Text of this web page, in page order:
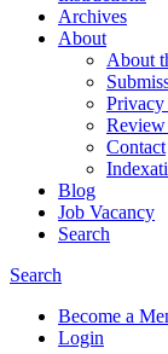
Archives
About
About
Privacy
Contact
Blog
Job Vacancy
Search
Search
Become a
Login